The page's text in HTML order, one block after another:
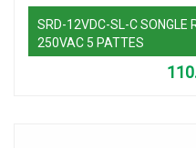
SRD-12VDC-SL-C SONGLE
250VAC 5 PATTES